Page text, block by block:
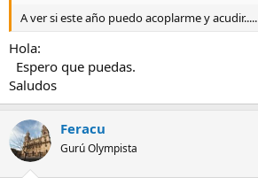
A ver si este año puedo acoplarme y acudir.....
Hola:
Espero que puedas.
Saludos
Feracu
Gurú Olympista